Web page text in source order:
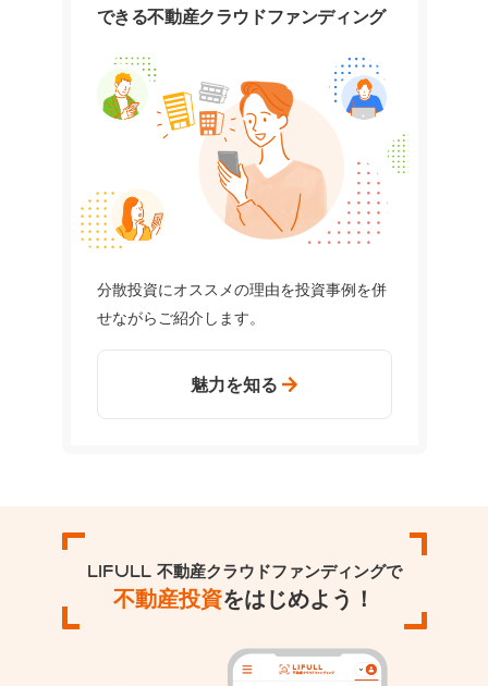
できる不動産クラウドファンディング
分散投資にオススメの理由を投資事例を併
せながらご紹介します。
魅力を知る
LIFULL 不動産クラウドファンディングで
不動産投資をはじめよう！